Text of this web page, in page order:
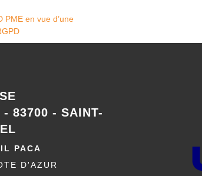
PME en vue d’une
83700 - SAINT-
PACA
D'AZUR